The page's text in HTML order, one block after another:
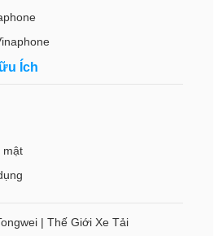
Ích
mật
| Thế Giới Xe Tải